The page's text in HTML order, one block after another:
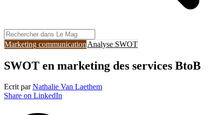
Marketing communication Analyse SWOT
SWOT en marketing des services BtoB
Ecrit parNathalie Van Laethem
Share on LinkedIn